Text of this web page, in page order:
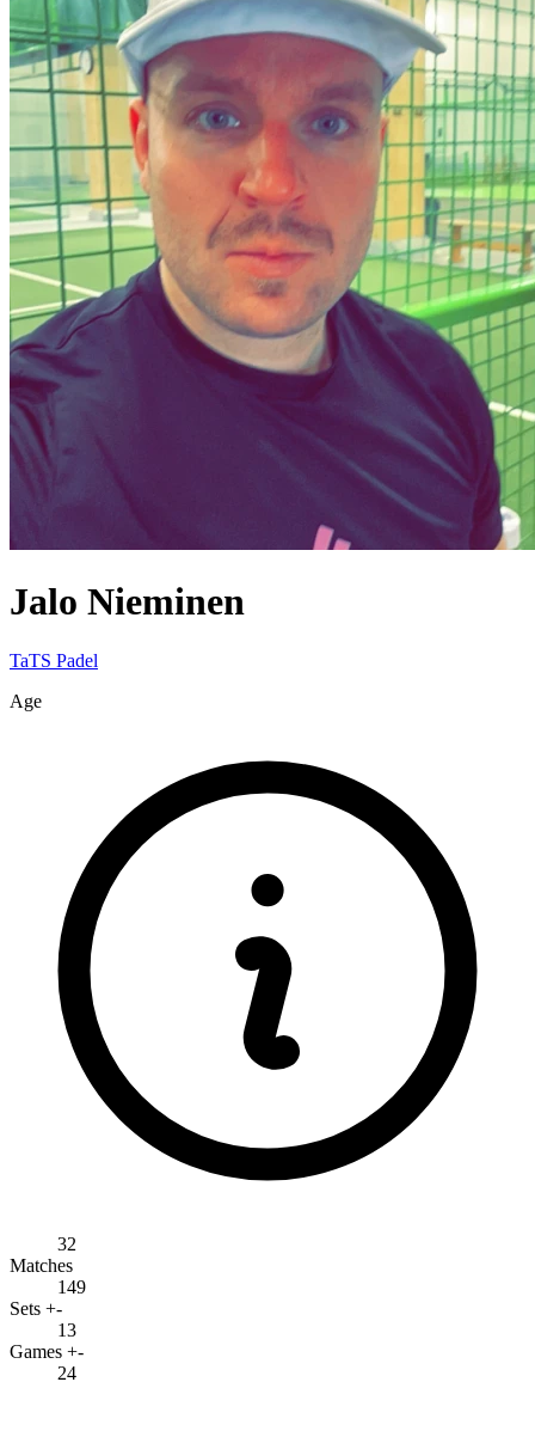
Jalo Nieminen
TaTS Padel
Age
32
Matches
149
Sets +-
13
Games +-
24